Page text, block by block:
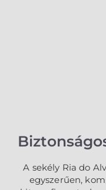
A sekély Ria do
egyszerűen,